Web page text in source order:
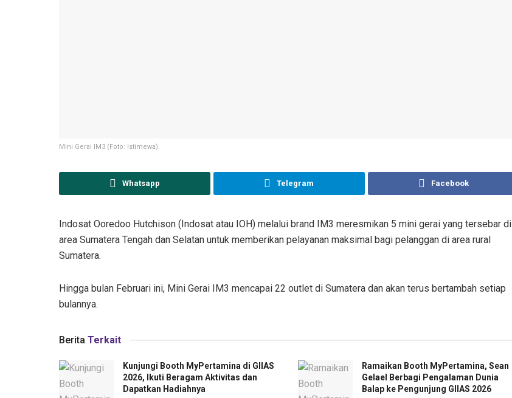
Mini Gerai IM3 (Foto: Istimewa).
Whatsapp Telegram Facebook
Indosat Ooredoo Hutchison (Indosat atau IOH) melalui brand IM3 meresmikan 5 mini gerai yang tersebar di
area Sumatera Tengah dan Selatan untuk memberikan pelayanan maksimal bagi pelanggan di area rural
Sumatera.
Hingga bulan Februari ini, Mini Gerai IM3 mencapai 22 outlet di Sumatera dan akan terus bertambah setiap
bulannya.
Berita Terkait
Kunjungi Booth MyPertamina di GIIAS
2026, Ikuti Beragam Aktivitas dan
Dapatkan Hadiahnya
Ramaikan Booth MyPertamina, Sean
Gelael Berbagi Pengalaman Dunia
Balap ke Pengunjung GIIAS 2026